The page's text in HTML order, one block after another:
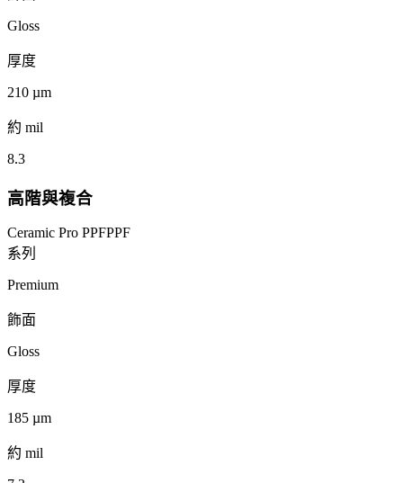
Gloss
厚度
210 µm
約 mil
8.3
高階與複合
Ceramic Pro PPFPPF
系列
Premium
飾面
Gloss
厚度
185 µm
約 mil